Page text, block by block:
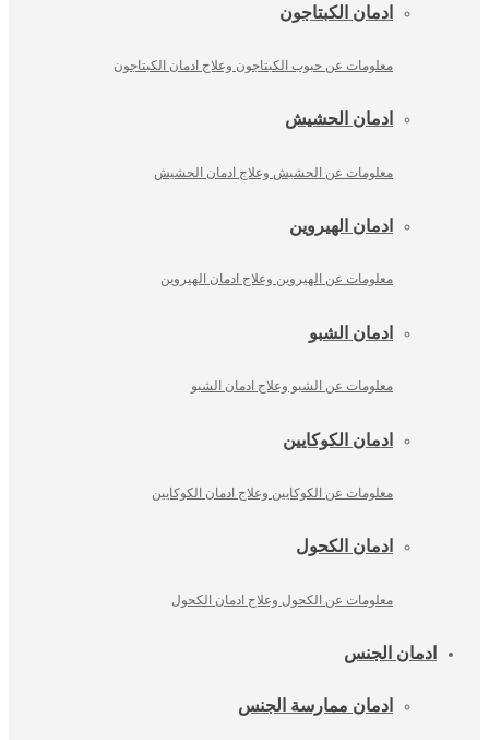
ادمان الكبتاجون
معلومات عن حبوب الكبتاجون وعلاج ادمان الكبتاجون
ادمان الحشيش
معلومات عن الحشيش وعلاج ادمان الحشيش
ادمان الهيروين
معلومات عن الهيروين وعلاج ادمان الهيروين
ادمان الشبو
معلومات عن الشبو وعلاج ادمان الشبو
ادمان الكوكايين
معلومات عن الكوكايين وعلاج ادمان الكوكايين
ادمان الكحول
معلومات عن الكحول وعلاج ادمان الكحول
ادمان الجنس
ادمان ممارسة الجنس